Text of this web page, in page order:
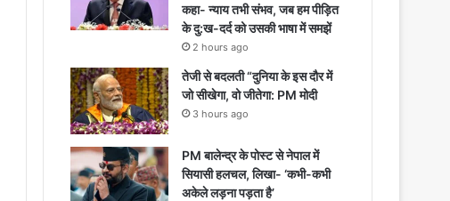
कहा- न्याय तभी संभव, जब हम पीड़ित
के दु:ख-दर्द को उसकी भाषा में समझें
2 hours ago
तेजी से बदलती “दुनिया के इस दौर में
जो सीखेगा, वो जीतेगा: PM मोदी
3 hours ago
PM बालेन्द्र के पोस्ट से नेपाल में
सियासी हलचल, लिखा- ‘कभी-कभी
अकेले लड़ना पड़ता है’